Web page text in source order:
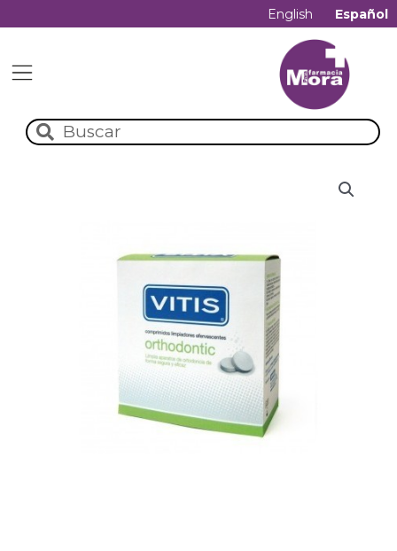
English Español